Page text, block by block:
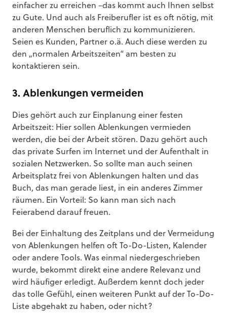
einfacher zu erreichen –das kommt auch Ihnen selbst
zu Gute. Und auch als Freiberufler ist es oft nötig, mit
anderen Menschen beruflich zu kommunizieren.
Seien es Kunden, Partner o.ä. Auch diese werden zu
den „normalen Arbeitszeiten“ am besten zu
kontaktieren sein.
3. Ablenkungen vermeiden
Dies gehört auch zur Einplanung einer festen
Arbeitszeit: Hier sollen Ablenkungen vermieden
werden, die bei der Arbeit stören. Dazu gehört auch
das private Surfen im Internet und der Aufenthalt in
sozialen Netzwerken. So sollte man auch seinen
Arbeitsplatz frei von Ablenkungen halten und das
Buch, das man gerade liest, in ein anderes Zimmer
räumen. Ein Vorteil: So kann man sich nach
Feierabend darauf freuen.
Bei der Einhaltung des Zeitplans und der Vermeidung
von Ablenkungen helfen oft To-Do-Listen, Kalender
oder andere Tools. Was einmal niedergeschrieben
wurde, bekommt direkt eine andere Relevanz und
wird häufiger erledigt. Außerdem kennt doch jeder
das tolle Gefühl, einen weiteren Punkt auf der To-Do-
Liste abgehakt zu haben, oder nicht?